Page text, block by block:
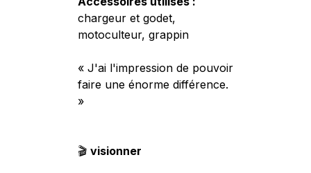
chargeur et godet,
motoculteur, grappin
« J'ai l'impression de pouvoir
faire une énorme différence.
»
🎬 visionner